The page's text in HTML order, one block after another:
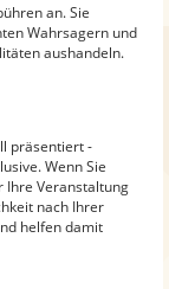
an. Sie
Wahrsagern und
aushandeln.
präsentiert -
Wenn Sie
Ihre Veranstaltung
nach Ihrer
helfen damit